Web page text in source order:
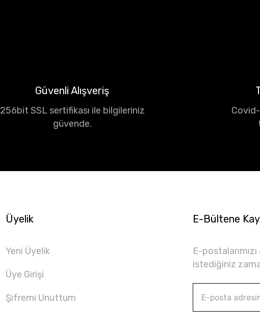
Güvenli Alışveriş
256bit SSL sertifikası ile bilgileriniz
güvende.
Üyelik
Yeni Üyelik
Üye Girişi
Şifremi Unuttum
E-Bültene
E-
istediğiniz